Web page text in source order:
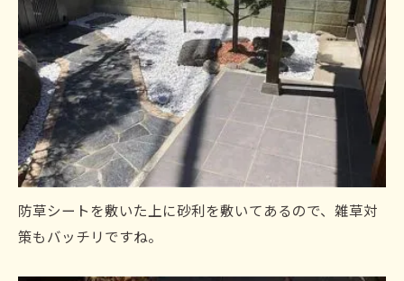
防草シートを敷いた上に砂利を敷いてあるので、雑草対
策もバッチリですね。